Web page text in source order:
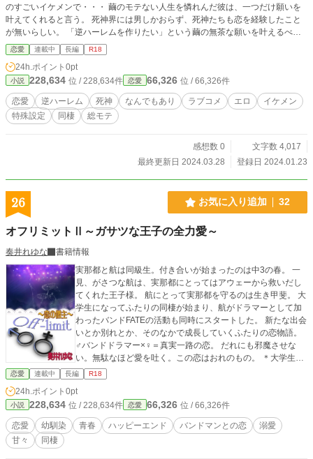
のすごいイケメンで・・・ 繭のモテない人生を憐れんだ彼は、一つだけ願いを
叶えてくれると言う。 死神界には男しかおらず、死神たちも恋を経験したこと
が無いらしい。 「逆ハーレムを作りたい」という繭の無茶な願いを叶えるべ
く、イケメンだらけの死神ハウスでひとときの共同生活が始まった。 ※ご都合
主義の逆ハーレムエロ小説。死後の世界で願望を叶えるべくやりたい放題。総モ
テ、複数プレイ、何でもアリな小説になる予定です。
恋愛 連載中 長編 R18
24h.ポイント 0pt
小説 228,634 位 / 228,634件 恋愛 66,326 位 / 66,326件
恋愛 逆ハーレム 死神 なんでもあり ラブコメ エロ
イケメン
特殊設定
同棲 総モテ
感想数 0
文字数 4,017
最終更新日 2024.03.28
登録日 2024.01.23
26 お気に入り追加 32
オフリミットⅡ～ガサツな王子の全力愛～
奏井れゆな
書籍情報
実那都と航は同級生。付き合いが始まったのは中3の春。 一
見、がさつな航は、実那都にとってはアウェーから救いだし
てくれた王子様。 航にとって実那都を守るのは生き甲斐。 大
学生になってふたりの同棲が始まり、航がドラマーとして加
わったバンドFATEの活動も同時にスタートした。 新たな出会
いとか別れとか、そのなかで成長していくふたりの恋物語。
♂バンドドラマー×♀＝真実一路の恋。 だれにも邪魔させな
い。無駄なほど愛を吐く。この恋はおれのもの。 ＊大学生～
メジャーバンド編 ■中高生編【オフリミットⅠ】は下記にリ
ンクしています。（短編連作でありⅡからでも読めます）
恋愛 連載中 長編 R18
24h.ポイント 0pt
小説 228,634 位 / 228,634件 恋愛 66,326 位 / 66,326件
恋愛 幼馴染 青春 ハッピーエンド バンドマンとの恋
溺愛
甘々
同棲